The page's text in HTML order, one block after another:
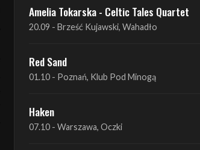
19.09 - Kościan, Kościańskim Ośrodku Kultury
20.09 - Brześć Kujawski, Wahadło
01.10 - Poznań, Klub Pod Minogą